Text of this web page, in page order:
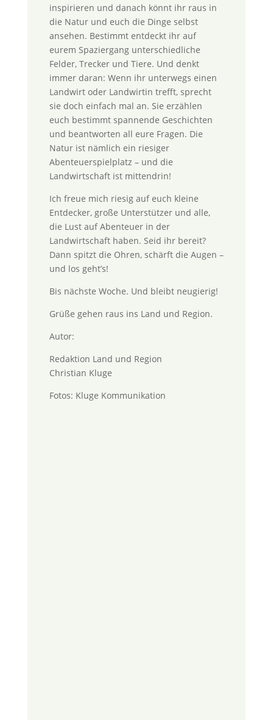
inspirieren und danach könnt ihr raus in
die Natur und euch die Dinge selbst
ansehen. Bestimmt entdeckt ihr auf
eurem Spaziergang unterschiedliche
Felder, Trecker und Tiere. Und denkt
immer daran: Wenn ihr unterwegs einen
Landwirt oder Landwirtin trefft, sprecht
sie doch einfach mal an. Sie erzählen
euch bestimmt spannende Geschichten
und beantworten all eure Fragen. Die
Natur ist nämlich ein riesiger
Abenteuerspielplatz – und die
Landwirtschaft ist mittendrin!
Ich freue mich riesig auf euch kleine
Entdecker, große Unterstützer und alle,
die Lust auf Abenteuer in der
Landwirtschaft haben. Seid ihr bereit?
Dann spitzt die Ohren, schärft die Augen –
und los geht’s!
Bis nächste Woche. Und bleibt neugierig!
Grüße gehen raus ins Land und Region.
Autor:
Redaktion Land und Region
Christian Kluge
Fotos: Kluge Kommunikation